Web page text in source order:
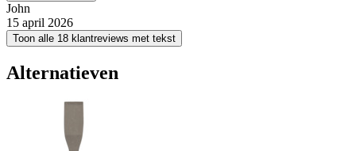
John
15 april 2026
Toon alle 18 klantreviews met tekst
Alternatieven